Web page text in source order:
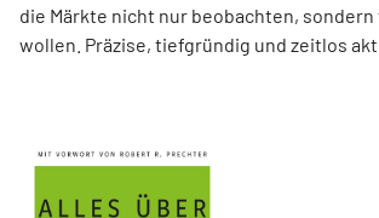
die Märkte nicht nur beobachten,
wollen. Präzise, tiefgründig und zeitlos